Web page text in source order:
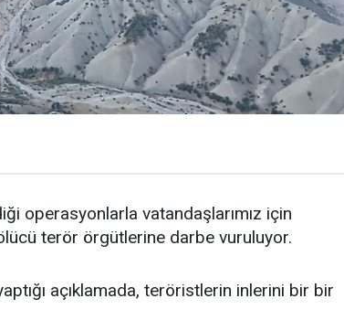
operasyonlarla vatandaşlarımız için
terör örgütlerine darbe vuruluyor.
açıklamada, teröristlerin inlerini bir bir